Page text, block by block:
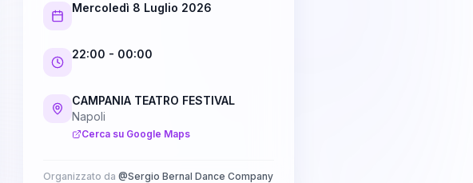
Mercoledì 8 Luglio 2026
22:00 - 00:00
CAMPANIA TEATRO FESTIVAL
Napoli
Cerca su Google Maps
Organizzato da @Sergio Bernal Dance Company